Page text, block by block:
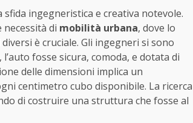
ingegneristica e creativa notevole.
di mobilità urbana, dove lo
è cruciale. Gli ingegneri si sono
fosse sicura, comoda, e dotata di
delle dimensioni implica un
centimetro cubo disponibile. La ricerca
di costruire una struttura che fosse al